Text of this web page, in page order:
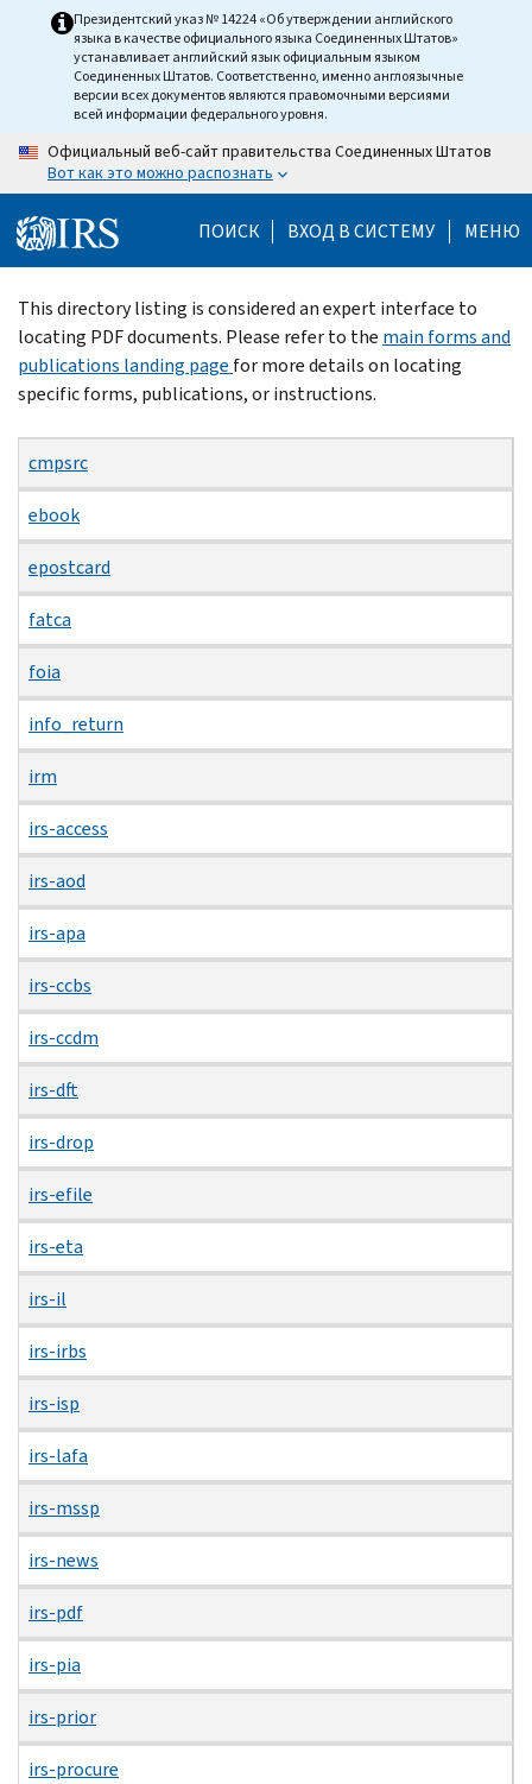
Президентский указ № 14224 «Об утверждении английского
языка в качестве официального языка Соединенных Штатов»
устанавливает английский язык официальным языком
Соединенных Штатов. Соответственно, именно англоязычные
версии всех документов являются правомочными версиями
всей информации федерального уровня.
Официальный веб-сайт правительства Соединенных Штатов
Вот как это можно распознать
ПОИСК ВХОД В СИСТЕМУ МЕНЮ
Beginning
of
main
content
This directory listing is considered an expert interface to
locating PDF documents. Please refer to the main forms and
publications landing page for more details on locating
specific forms, publications, or instructions.
cmpsrc
ebook
epostcard
fatca
foia
info_return
irm
irs-access
irs-aod
irs-apa
irs-ccbs
irs-ccdm
irs-dft
irs-drop
irs-efile
irs-eta
irs-il
irs-irbs
irs-isp
irs-lafa
irs-mssp
irs-news
irs-pdf
irs-pia
irs-prior
irs-procure